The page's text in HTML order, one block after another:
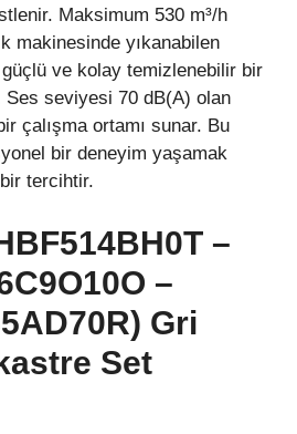
Maksimum 530 m³/h
makinesinde yıkanabilen
ve kolay temizlenebilir bir
Ses seviyesi 70 dB(A) olan
çalışma ortamı sunar. Bu
bir deneyim yaşamak
tercihtir.
–
–
Gri
Set